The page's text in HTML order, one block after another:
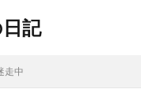
記
走中